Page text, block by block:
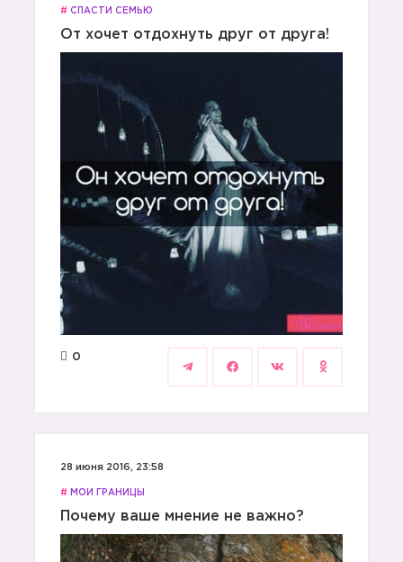
# СПАСТИ СЕМЬЮ
От хочет отдохнуть друг от друга!
0
28 июня 2016, 23:58
# МОИ ГРАНИЦЫ
Почему ваше мнение не важно?